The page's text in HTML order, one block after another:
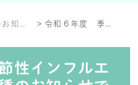
医院からのお知らせ 令和６年度 季節性インフルエンザワクチン接種のお知らせです。
性インフルエ